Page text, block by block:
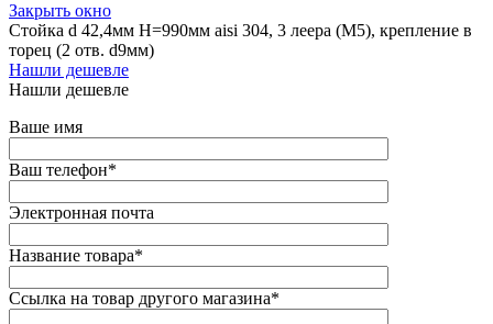
Закрыть окно
Стойка d 42,4мм H=990мм aisi 304, 3 леера (М5), крепление в
торец (2 отв. d9мм)
Нашли дешевле
Нашли дешевле
Ваше имя
Ваш телефон*
Электронная почта
Название товара*
Ссылка на товар другого магазина*